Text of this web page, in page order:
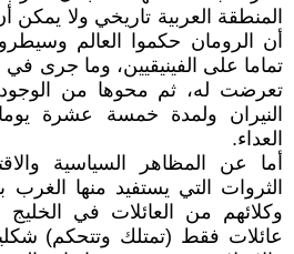
المنطقة العربية تاريخي ولا
أن الرومان حكموا العالم
تماما على الفينيقيين، وما جرى
تعرضت له، ثم محوها من الوجود
النيران ولمدة خمسة عشرة
العداء.
أما عن المظاهر السياسية
الثروات التي يستفيد منها
وكلائهم من العائلات في
عائلات فقط (تمتلك وتتحكم) شكليا